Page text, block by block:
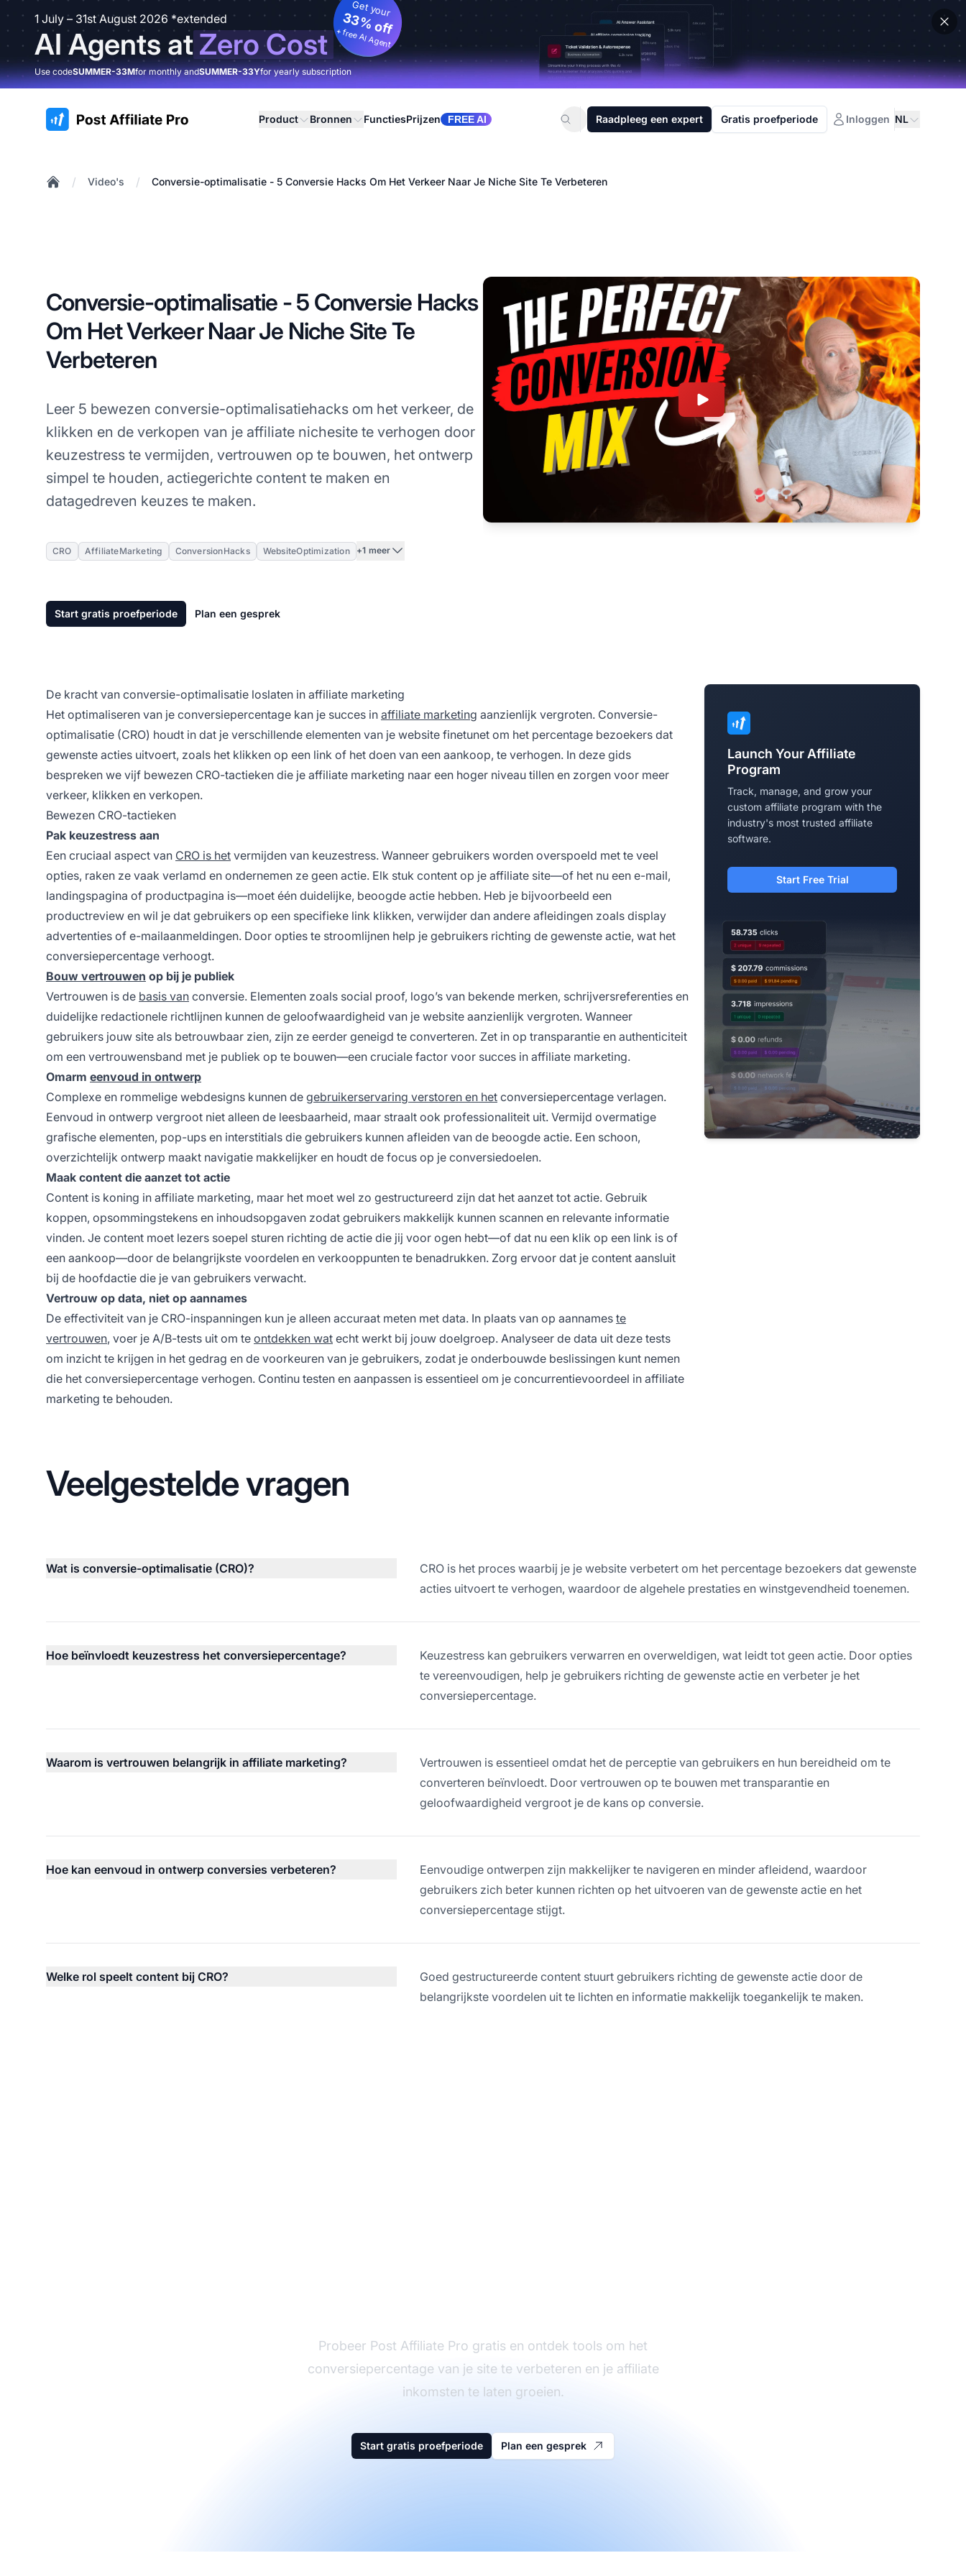
1 July – 31st August 2026 *extended
AI Agents atZero Cost
Get your
33% off
+ free AI Agent
Use codeSUMMER-33Mfor monthly andSUMMER-33Yfor yearly subscription
:site.title Product Bronnen FunctiesPrijzen FREE AI Raadpleeg een expert Gratis proefperiode Inloggen NL
/ Video's / Conversie-optimalisatie - 5 Conversie Hacks Om Het Verkeer Naar Je Niche Site Te Verbeteren
Conversie-optimalisatie - 5 Conversie Hacks
Om Het Verkeer Naar Je Niche Site Te
Verbeteren
Leer 5 bewezen conversie-optimalisatiehacks om het verkeer, de
klikken en de verkopen van je affiliate nichesite te verhogen door
keuzestress te vermijden, vertrouwen op te bouwen, het ontwerp
simpel te houden, actiegerichte content te maken en
datagedreven keuzes te maken.
CRO AffiliateMarketing ConversionHacks WebsiteOptimization +1 meer
Start gratis proefperiode Plan een gesprek
De kracht van conversie-optimalisatie loslaten in affiliate marketing
Het optimaliseren van je conversiepercentage kan je succes in affiliate marketing aanzienlijk vergroten. Conversie-
optimalisatie (CRO) houdt in dat je verschillende elementen van je website finetunet om het percentage bezoekers dat
gewenste acties uitvoert, zoals het klikken op een link of het doen van een aankoop, te verhogen. In deze gids
bespreken we vijf bewezen CRO-tactieken die je affiliate marketing naar een hoger niveau tillen en zorgen voor meer
verkeer, klikken en verkopen.
Bewezen CRO-tactieken
Pak keuzestress aan
Een cruciaal aspect van CRO is het vermijden van keuzestress. Wanneer gebruikers worden overspoeld met te veel
opties, raken ze vaak verlamd en ondernemen ze geen actie. Elk stuk content op je affiliate site—of het nu een e-mail,
landingspagina of productpagina is—moet één duidelijke, beoogde actie hebben. Heb je bijvoorbeeld een
productreview en wil je dat gebruikers op een specifieke link klikken, verwijder dan andere afleidingen zoals display
advertenties of e-mailaanmeldingen. Door opties te stroomlijnen help je gebruikers richting de gewenste actie, wat het
conversiepercentage verhoogt.
Bouw vertrouwen op bij je publiek
Vertrouwen is de basis van conversie. Elementen zoals social proof, logo’s van bekende merken, schrijversreferenties en
duidelijke redactionele richtlijnen kunnen de geloofwaardigheid van je website aanzienlijk vergroten. Wanneer
gebruikers jouw site als betrouwbaar zien, zijn ze eerder geneigd te converteren. Zet in op transparantie en authenticiteit
om een vertrouwensband met je publiek op te bouwen—een cruciale factor voor succes in affiliate marketing.
Omarm eenvoud in ontwerp
Complexe en rommelige webdesigns kunnen de gebruikerservaring verstoren en het conversiepercentage verlagen.
Eenvoud in ontwerp vergroot niet alleen de leesbaarheid, maar straalt ook professionaliteit uit. Vermijd overmatige
grafische elementen, pop-ups en interstitials die gebruikers kunnen afleiden van de beoogde actie. Een schoon,
overzichtelijk ontwerp maakt navigatie makkelijker en houdt de focus op je conversiedoelen.
Maak content die aanzet tot actie
Content is koning in affiliate marketing, maar het moet wel zo gestructureerd zijn dat het aanzet tot actie. Gebruik
koppen, opsommingstekens en inhoudsopgaven zodat gebruikers makkelijk kunnen scannen en relevante informatie
vinden. Je content moet lezers soepel sturen richting de actie die jij voor ogen hebt—of dat nu een klik op een link is of
een aankoop—door de belangrijkste voordelen en verkooppunten te benadrukken. Zorg ervoor dat je content aansluit
bij de hoofdactie die je van gebruikers verwacht.
Vertrouw op data, niet op aannames
De effectiviteit van je CRO-inspanningen kun je alleen accuraat meten met data. In plaats van op aannames te
vertrouwen, voer je A/B-tests uit om te ontdekken wat echt werkt bij jouw doelgroep. Analyseer de data uit deze tests
om inzicht te krijgen in het gedrag en de voorkeuren van je gebruikers, zodat je onderbouwde beslissingen kunt nemen
die het conversiepercentage verhogen. Continu testen en aanpassen is essentieel om je concurrentievoordeel in affiliate
marketing te behouden.
Launch Your Affiliate
Program
Track, manage, and grow your
custom affiliate program with the
industry's most trusted affiliate
software.
Start Free Trial
Veelgestelde vragen
Wat is conversie-optimalisatie (CRO)?
CRO is het proces waarbij je je website verbetert om het percentage bezoekers dat gewenste
acties uitvoert te verhogen, waardoor de algehele prestaties en winstgevendheid toenemen.
Hoe beïnvloedt keuzestress het conversiepercentage?
Keuzestress kan gebruikers verwarren en overweldigen, wat leidt tot geen actie. Door opties
te vereenvoudigen, help je gebruikers richting de gewenste actie en verbeter je het
conversiepercentage.
Waarom is vertrouwen belangrijk in affiliate marketing?
Vertrouwen is essentieel omdat het de perceptie van gebruikers en hun bereidheid om te
converteren beïnvloedt. Door vertrouwen op te bouwen met transparantie en
geloofwaardigheid vergroot je de kans op conversie.
Hoe kan eenvoud in ontwerp conversies verbeteren?
Eenvoudige ontwerpen zijn makkelijker te navigeren en minder afleidend, waardoor
gebruikers zich beter kunnen richten op het uitvoeren van de gewenste actie en het
conversiepercentage stijgt.
Welke rol speelt content bij CRO?
Goed gestructureerde content stuurt gebruikers richting de gewenste actie door de
belangrijkste voordelen uit te lichten en informatie makkelijk toegankelijk te maken.
Probeer Post Affiliate Pro gratis en ontdek tools om het
conversiepercentage van je site te verbeteren en je affiliate
inkomsten te laten groeien.
Start gratis proefperiode Plan een gesprek